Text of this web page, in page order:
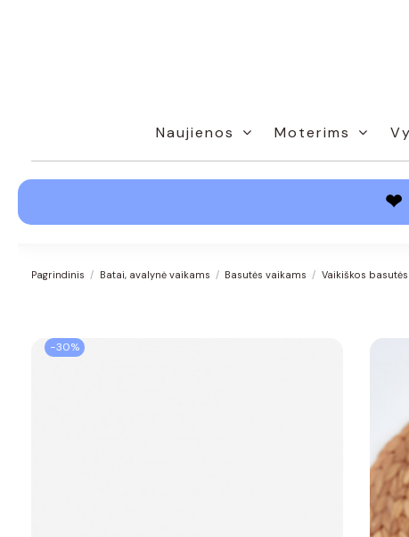
Naujienos Moterims
❤
Pagrindinis Batai, avalynė vaikams Basutės vaikams Vaikiškos
−30%